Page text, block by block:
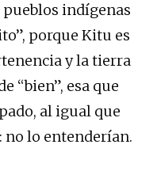
indígenas
porque Kitu es
y la tierra
“bien”, esa que
al igual que
no lo entenderían.